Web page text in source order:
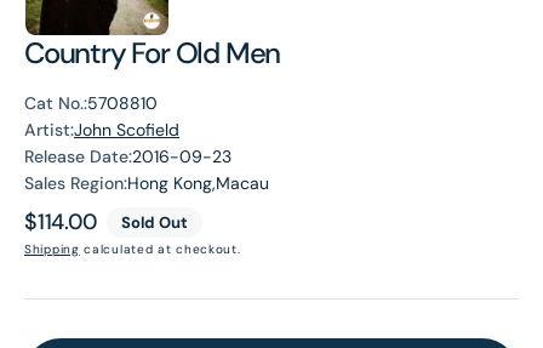
Country For Old Men
Cat No.:5708810
Artist:John Scofield
Release Date:2016-09-23
Sales Region:Hong Kong,Macau
Regular
price
$114.00 Sold Out
Shipping calculated at checkout.